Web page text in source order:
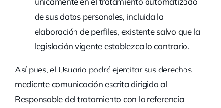
de sus datos personales, incluida la
elaboración de perfiles, existente salvo que la
legislación vigente establezca lo contrario.
Así pues, el Usuario podrá ejercitar sus derechos
mediante comunicación escrita dirigida al
Responsable del tratamiento con la referencia